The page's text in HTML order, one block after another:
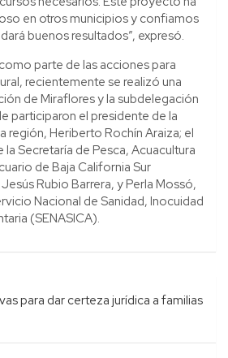
en otros municipios y confiamos
buenos resultados”, expresó.
parte de las acciones para
recientemente se realizó una
de Miraflores y la subdelegación
participaron el presidente de la
región, Heriberto Rochín Araiza; el
Secretaría de Pesca, Acuacultura
de Baja California Sur
Rubio Barrera, y Perla Mossó,
Nacional de Sanidad, Inocuidad
(SENASICA).
para dar certeza jurídica a familias